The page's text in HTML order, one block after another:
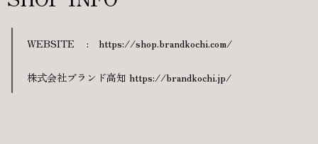
WEBSITE : https://shop.brandkochi.com/
株式会社ブランド高知 https://brandkochi.jp/